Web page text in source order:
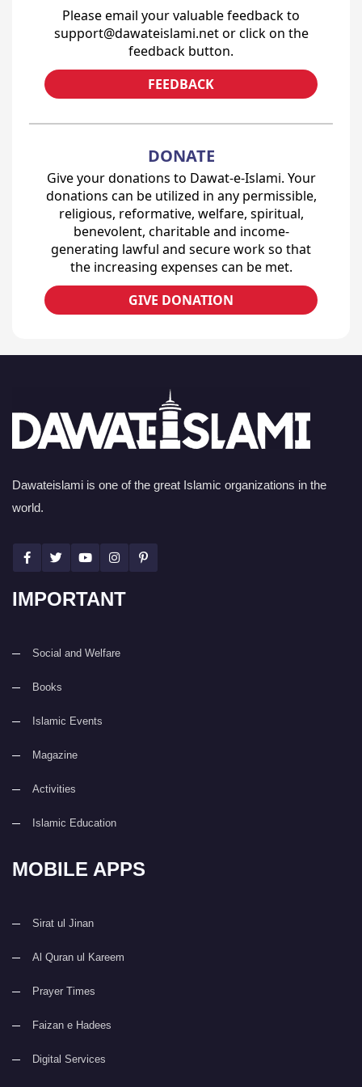
Please email your valuable feedback to
support@dawateislami.net or click on the
feedback button.
FEEDBACK
DONATE
Give your donations to Dawat-e-Islami. Your
donations can be utilized in any permissible,
religious, reformative, welfare, spiritual,
benevolent, charitable and income-
generating lawful and secure work so that
the increasing expenses can be met.
GIVE DONATION
Dawateislami is one of the great Islamic organizations in the
world.
IMPORTANT
Social and Welfare
Books
Islamic Events
Magazine
Activities
Islamic Education
MOBILE APPS
Sirat ul Jinan
Al Quran ul Kareem
Prayer Times
Faizan e Hadees
Digital Services